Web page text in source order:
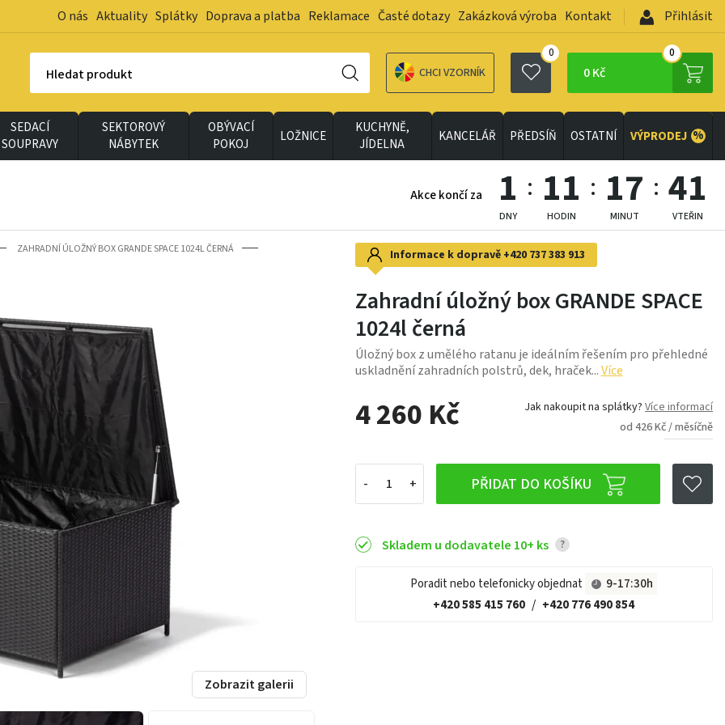
O nás Aktuality Splátky Doprava a platba Reklamace Časté dotazy Zakázková výroba Kontakt Přihlásit
Hledat produkt CHCI VZORNÍK
0
0 Kč
0
SEDACÍ
SOUPRAVY
SEKTOROVÝ
NÁBYTEK
OBÝVACÍ
POKOJ
LOŽNICE
KUCHYNĚ,
JÍDELNA
KANCELÁŘ PŘEDSÍŇ OSTATNÍ VÝPRODEJ %
Akce končí za 1
DNY
11
HODIN
17
MINUT
39
VTEŘIN
ZAHRADNÍ ÚLOŽNÝ BOX GRANDE SPACE 1024L ČERNÁ Informace k dopravě +420 737 383 913
Zahradní úložný box GRANDE SPACE
1024l černá
Úložný box z umělého ratanu je ideálním řešením pro přehledné
uskladnění zahradních polstrů, dek, hraček...Více
4 260 Kč Jak nakoupit na splátky? Více informací
od 426 Kč / měsíčně
PŘIDAT DO KOŠÍKU
Skladem u dodavatele 10+ ks ?
Poradit nebo telefonicky objednat
9-17:30h
+420 585 415 760 / +420 776 490 854
Zobrazit galerii